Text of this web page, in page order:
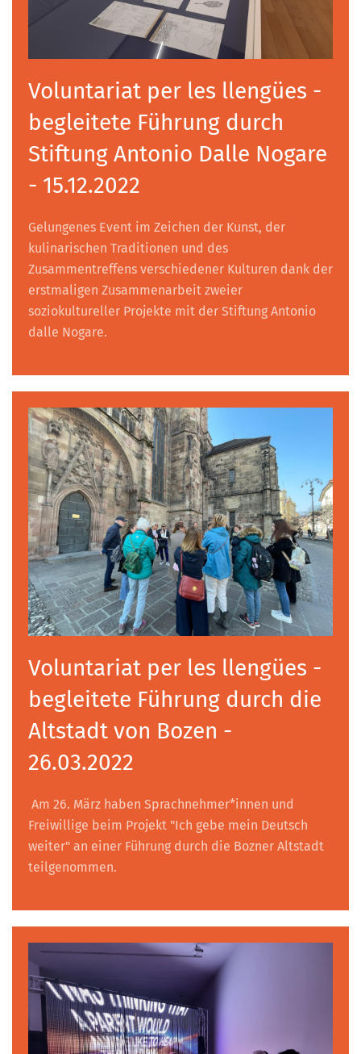
Voluntariat per les llengües -
begleitete Führung durch
Stiftung Antonio Dalle Nogare
- 15.12.2022
Gelungenes Event im Zeichen der Kunst, der
kulinarischen Traditionen und des
Zusammentreffens verschiedener Kulturen dank der
erstmaligen Zusammenarbeit zweier
soziokultureller Projekte mit der Stiftung Antonio
dalle Nogare.
Voluntariat per les llengües -
begleitete Führung durch die
Altstadt von Bozen -
26.03.2022
Am 26. März haben Sprachnehmer*innen und
Freiwillige beim Projekt "Ich gebe mein Deutsch
weiter" an einer Führung durch die Bozner Altstadt
teilgenommen.